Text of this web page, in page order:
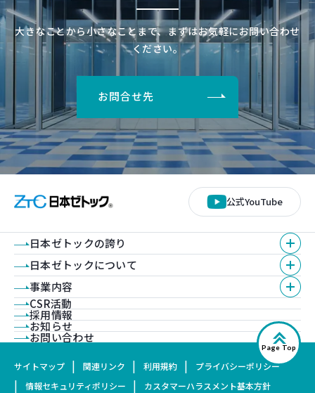
大きなことから小さなことまで、まずはお気軽にお問い合わせ
ください。
お問合せ先
公式YouTube
日本ゼトックの誇り
日本ゼトックについて
事業内容
CSR活動
採用情報
お知らせ
お問い合わせ
Page Top
サイトマップ 関連リンク 利用規約
プライバシーポリシー
情報セキュリティポリシー
カスタマーハラスメント基本方針